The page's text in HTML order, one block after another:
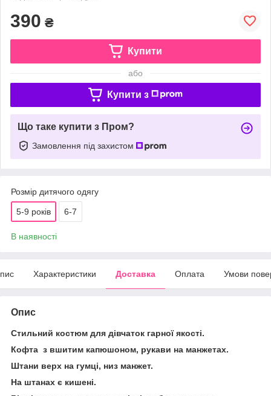
390 ₴
Купити
або
Купити з
Що таке купити з Пром?
Замовлення під захистом
Розмір дитячого одягу
5-9 років 6-7
В наявності
Характеристики Доставка Оплата Умови
Опис
Стильний костюм для дівчаток гарної якості.
Кофта з вшитим капюшоном, рукави на манжетах.
Штани верх на гумці, низ манжет.
На штанах є кишені.